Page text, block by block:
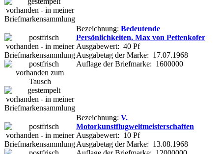
Bezeichnung: Bedeutende
Persönlichkeiten, Max von Pettenkofer
Ausgabewert: 40 Pf
Ausgabetag der Marke: 17.07.1968
Auflage der Briefmarke: 1600000
Bezeichnung: V.
Motorkunstflugweltmeisterschaften
Ausgabewert: 10 Pf
Ausgabetag der Marke: 13.08.1968